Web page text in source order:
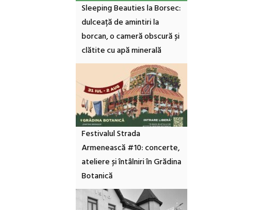
Sleeping Beauties la Borsec:
dulceață de amintiri la
borcan, o cameră obscură și
clătite cu apă minerală
Festivalul Strada
Armenească #10: concerte,
ateliere și întâlniri în Grădina
Botanică